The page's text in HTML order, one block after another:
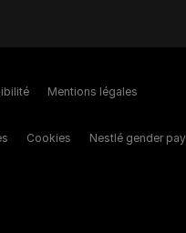
Mentions légales
Cookies Nestlé gender